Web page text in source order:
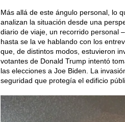
Más allá de este ángulo personal, lo
analizan la situación desde una
diario de viaje, un recorrido personal
hasta se la ve hablando con los
que, de distintos modos, estuvieron
votantes de Donald Trump intentó
las elecciones a Joe Biden. La
seguridad que protegía el edificio